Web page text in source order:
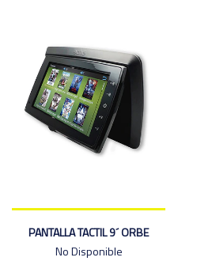
PANTALLA TACTIL 9´ ORBE
No Disponible